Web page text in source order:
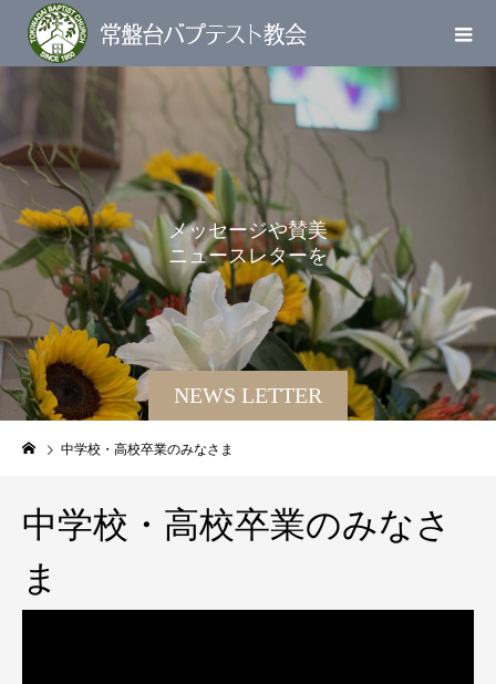
NEWS LETTER
メッセージや賛美
ニ ュースレターをお届け
中学校・高校卒業のみなさま
中学校・高校卒業のみなさ
ま